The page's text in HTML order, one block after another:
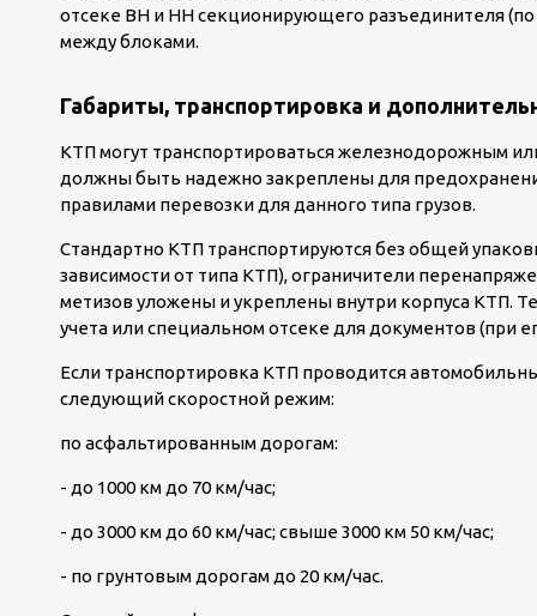
отсеке ВН и НН секционирующего разъединителя (по
между блоками.
Габариты, транспортировка и
КТП могут транспортироваться железнодорожным
должны быть надежно закреплены для
правилами перевозки для данного типа грузов.
Стандартно КТП транспортируются без общей
зависимости от типа КТП), ограничители
метизов уложены и укреплены внутри корпуса КТП.
учета или специальном отсеке для документов (при
Если транспортировка КТП проводится
следующий скоростной режим:
по асфальтированным дорогам:
- до 1000 км до 70 км/час;
- до 3000 км до 60 км/час; свыше 3000 км 50 км/час;
- по грунтовым дорогам до 20 км/час.